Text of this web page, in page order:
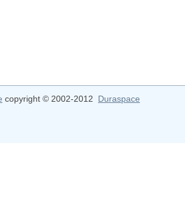
copyright © 2002-2012 Duraspace